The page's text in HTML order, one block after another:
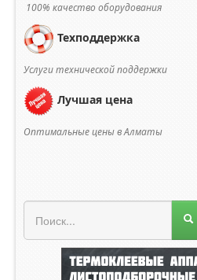
100% качество оборудования
Техподдержка
Услуги технической поддержки
Лучшая цена
Оптимальные цены в Алматы